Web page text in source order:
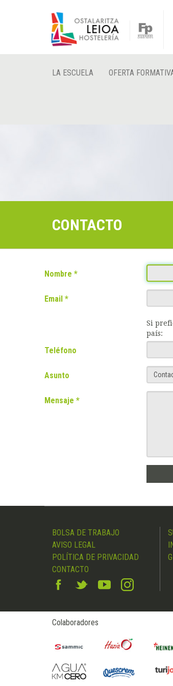
LA ESCUELA OFERTA
CONTACTO
Nombre
Email
Si
país:
Teléfono
Asunto
Mensaje
BOLSA DE TRABAJO
AVISO LEGAL
POLÍTICA DE PRIVACIDAD
CONTACTO
Colaboradores